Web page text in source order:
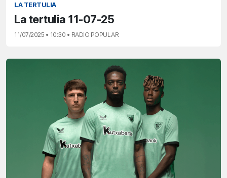
LA TERTULIA
La tertulia 11-07-25
11/07/2025 • 10:30 • RADIO POPULAR